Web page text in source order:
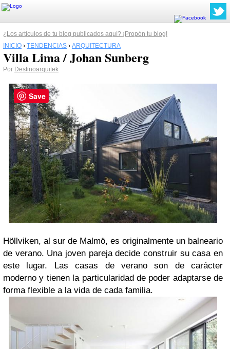
¿Los artículos de tu blog publicados aquí? ¡Propón tu blog!
INICIO › TENDENCIAS › ARQUITECTURA
Villa Lima / Johan Sunberg
Por Destinoarquitek
Höllviken, al sur de Malmö, es originalmente un balneario
de verano. Una joven pareja decide construir su casa en
este lugar. Las casas de verano son de carácter
moderno y tienen la particularidad de poder adaptarse de
forma flexible a la vida de cada familia.
Save